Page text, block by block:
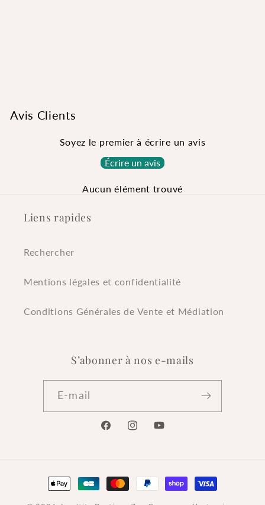
Avis Clients
Soyez le premier à écrire un avis
Écrire un avis
Aucun élément trouvé
Liens rapides
Rechercher
Mentions légales et confidentialité
Conditions Générales de Vente et Médiation
S’abonner à nos e-mails
E-mail
FacebookInstagramYouTube
Moyens